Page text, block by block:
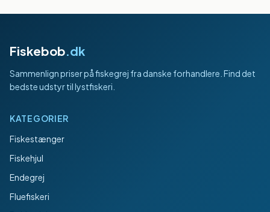
Fiskebob.dk
Sammenlign priser på fiskegrej fra danske forhandlere. Find det
bedste udstyr til lystfiskeri.
KATEGORIER
Fiskestænger
Fiskehjul
Endegrej
Fluefiskeri